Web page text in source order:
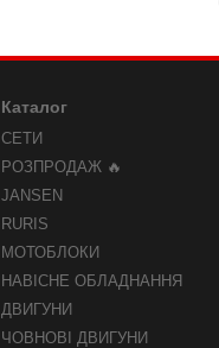
Каталог
СЕТИ
РОЗПРОДАЖ 🔥
JANSEN
RURIS
МОТОБЛОКИ
НАВІСНЕ ОБЛАДНАННЯ
ДВИГУНИ
ЧОВНОВІ ДВИГУНИ